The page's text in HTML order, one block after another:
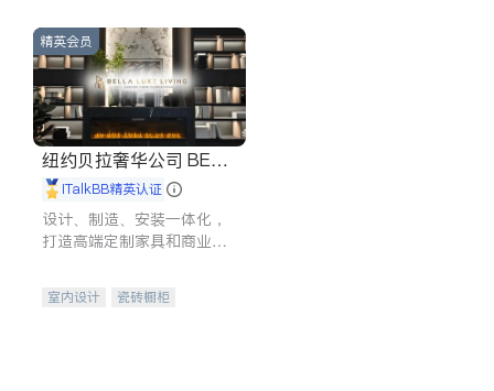
精英会员
纽约贝拉奢华公司 BELL
A LUXE
iTalkBB精英认证
设计、制造、安装一体化，
打造高端定制家具和商业空
室内设计
瓷砖橱柜